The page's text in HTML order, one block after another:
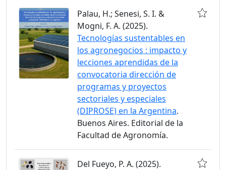
Palau, H.; Senesi, S. I. &
Mogni, F. A. (2025).
Tecnologías sustentables en
los agronegocios : impacto y
lecciones aprendidas de la
convocatoria dirección de
programas y proyectos
sectoriales y especiales
(DIPROSE) en la Argentina.
Buenos Aires. Editorial de la
Facultad de Agronomía.
Del Fueyo, P. A. (2025).